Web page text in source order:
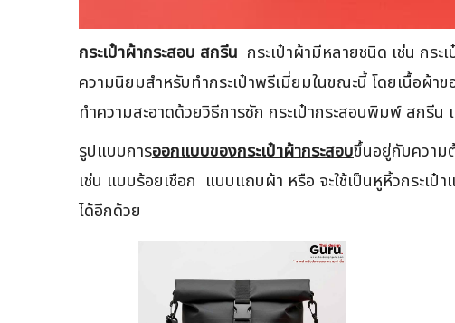
กระเป๋าผ้ากระสอบ สกรีน กระเป๋าผ้ามีหลายชนิด เช่น กระ
ความนิยมสำหรับทำกระเป๋าพรีเมี่ยมในขณะนี้ โดยเนื้อผ้า
ทำความสะอาดด้วยวิธีการซัก กระเป๋ากระสอบพิมพ์ สกรีน
รูปแบบการออกแบบของกระเป๋าผ้ากระสอบขึ้นอยู่กับความ
เช่น แบบร้อยเชือก แบบแถบผ้า หรือ จะใช้เป็นหูหิ้วกระเ
ได้อีกด้วย